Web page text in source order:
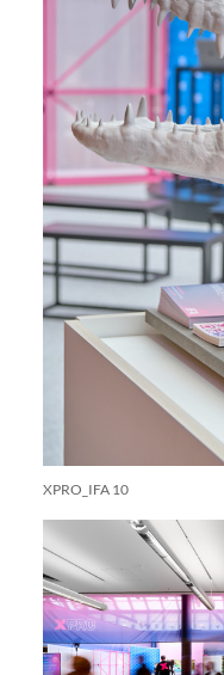
XPRO_IFA 10